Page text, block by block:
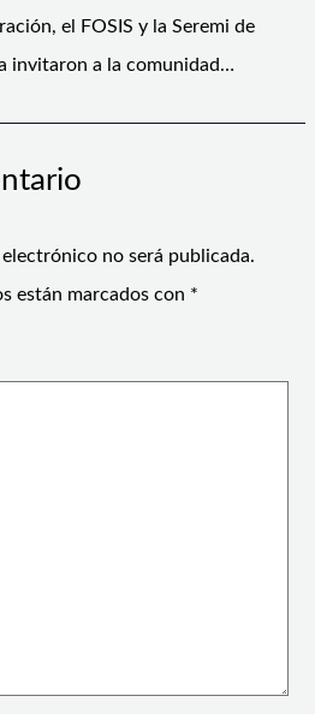
el FOSIS y la Seremi de
invitaron a la comunidad…
no será publicada.
están marcados con *